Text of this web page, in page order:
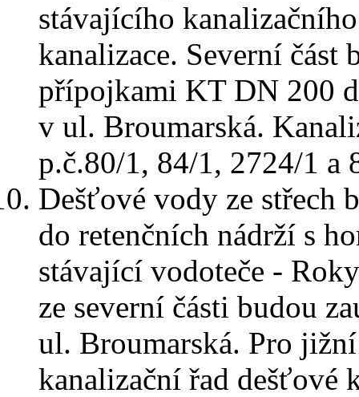
stávajícího
kanalizace. Severní část
přípojkami KT DN 200
v ul. Broumarská.
p.č.80/1, 84/1, 2724/1 a
Dešťové vody ze střech
do retenčních nádrží s
stávající vodoteče -
ze severní části budou
ul. Broumarská. Pro
kanalizační řad dešťové